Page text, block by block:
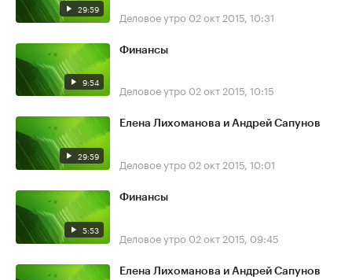
29:59 Деловое утро 02 окт 2015, 10:31
9:54
Финансы
Деловое утро 02 окт 2015, 10:15
29:59
Елена Лихоманова и Андрей Сапунов
Деловое утро 02 окт 2015, 10:01
5:53
Финансы
Деловое утро 02 окт 2015, 09:45
Елена Лихоманова и Андрей Сапунов